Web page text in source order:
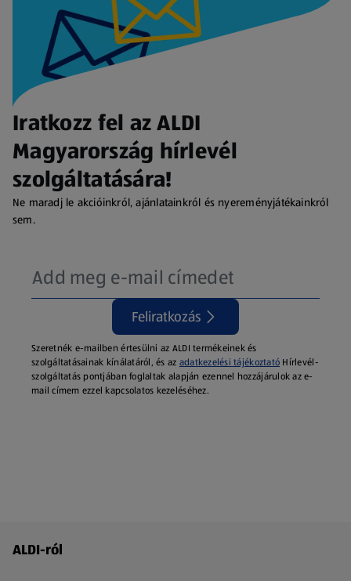
Iratkozz fel az ALDI
Magyarország hírlevél
szolgáltatására!
Ne maradj le akcióinkról, ajánlatainkról és nyereményjátékainkról
sem.
Feliratkozás
Szeretnék e-mailben értesülni az ALDI termékeinek és
szolgáltatásainak kínálatáról, és az adatkezelési tájékoztató Hírlevél-
szolgáltatás pontjában foglaltak alapján ezennel hozzájárulok az e-
mail címem ezzel kapcsolatos kezeléséhez.
Láblécmenü - további linkek
ALDI-ról